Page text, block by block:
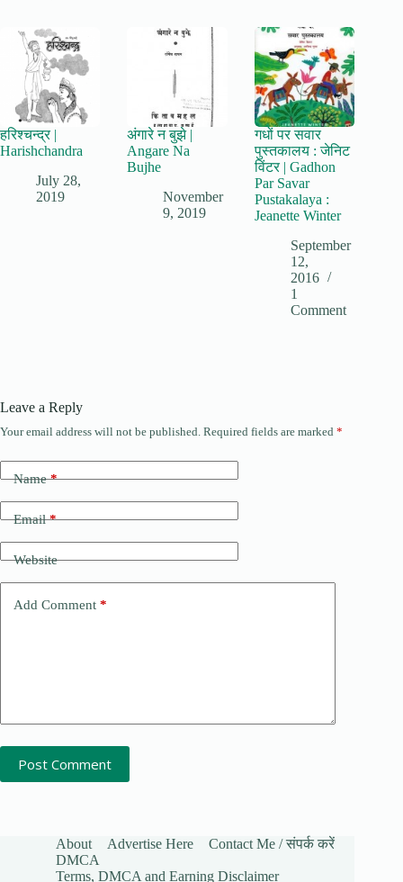
हरिश्चन्द्र |
Harishchandra
July 28,
2019
अंगारे न बुझे |
Angare Na
Bujhe
November
9, 2019
गधों पर सवार
पुस्तकालय : जेनिट
विंटर | Gadhon
Par Savar
Pustakalaya :
Jeanette Winter
September
12,
2016
1
Comment
Leave a Reply
Your email address will not be published. Required fields are marked *
Name*
Email*
Website
Add Comment *
Post Comment
About Advertise Here
Contact Me / संपर्क करें
DMCA
Terms, DMCA and Earning Disclaimer